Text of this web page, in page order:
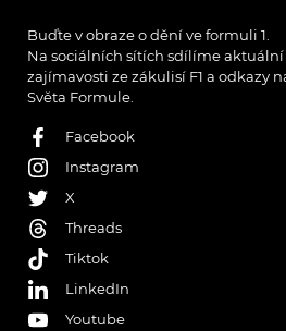
Buďte v obraze o dění ve formuli 1.
Na sociálních sítích sdílíme aktuální
zajímavosti ze zákulisí F1 a odkazy
Světa Formule.
Facebook
Instagram
X
Threads
Tiktok
LinkedIn
Youtube